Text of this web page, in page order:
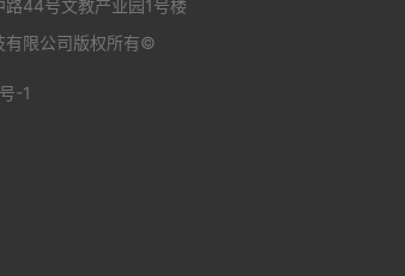
44号文教产业园1号楼
有限公司版权所有©
-1